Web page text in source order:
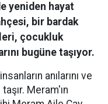
yeniden hayat
bir bardak
çocukluk
bugüne taşıyor.
anılarını ve
Meram'ın